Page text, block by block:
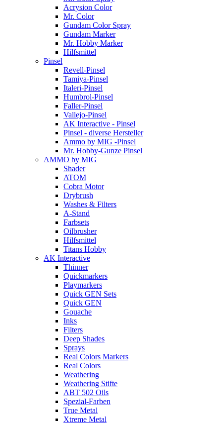
Acrysion Color
Mr. Color
Gundam Color Spray
Gundam Marker
Mr. Hobby Marker
Hilfsmittel
Pinsel
Revell-Pinsel
Tamiya-Pinsel
Italeri-Pinsel
Humbrol-Pinsel
Faller-Pinsel
Vallejo-Pinsel
AK Interactive - Pinsel
Pinsel - diverse Hersteller
Ammo by MIG -Pinsel
Mr. Hobby-Gunze Pinsel
AMMO by MIG
Shader
ATOM
Cobra Motor
Drybrush
Washes & Filters
A-Stand
Farbsets
Oilbrusher
Hilfsmittel
Titans Hobby
AK Interactive
Thinner
Quickmarkers
Playmarkers
Quick GEN Sets
Quick GEN
Gouache
Inks
Filters
Deep Shades
Sprays
Real Colors Markers
Real Colors
Weathering
Weathering Stifte
ABT 502 Oils
Spezial-Farben
True Metal
Xtreme Metal